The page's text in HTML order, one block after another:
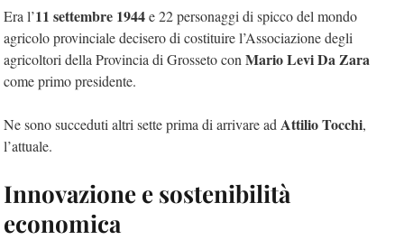
Era l’11 settembre 1944e 22 personaggi di spicco del mondo
agricolo provinciale decisero di costituire l’Associazione degli
agricoltori della Provincia di Grosseto con Mario Levi Da Zara
come primo presidente.
Ne sono succeduti altri sette prima di arrivare ad Attilio Tocchi,
l’attuale.
Innovazione e sostenibilità
economica